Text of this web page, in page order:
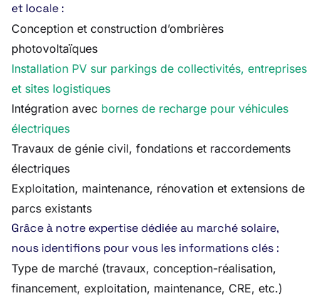
et locale :
Conception et construction d’ombrières
photovoltaïques
Installation PV sur parkings de collectivités, entreprises
et sites logistiques
Intégration avec bornes de recharge pour véhicules
électriques
Travaux de génie civil, fondations et raccordements
électriques
Exploitation, maintenance, rénovation et extensions de
parcs existants
Grâce à notre expertise dédiée au marché solaire,
nous identifions pour vous les informations clés :
Type de marché (travaux, conception-réalisation,
financement, exploitation, maintenance, CRE, etc.)